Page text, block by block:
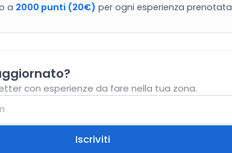
a 2000 punti (20€) per ogni esperienza prenotata
con esperienze da fare nella tua zona.
Iscriviti